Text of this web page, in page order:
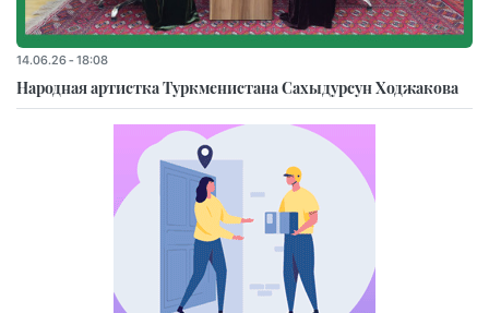
14.06.26 - 18:08
Народная артистка Туркменистана Сахыдурсун Ходжакова